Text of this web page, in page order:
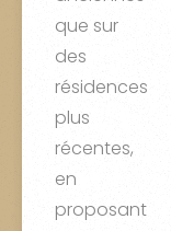
que sur
des
résidences
plus
récentes,
en
proposant